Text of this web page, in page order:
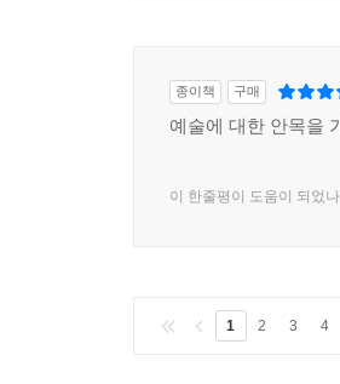
종이책 구매
예술에 대한 안목을
이 한줄평이 도움이 되었
1 2 3 4